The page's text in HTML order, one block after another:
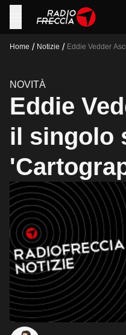
Home / Notizie / Eddie Vedder
NOVITÀ
Eddie
il singolo